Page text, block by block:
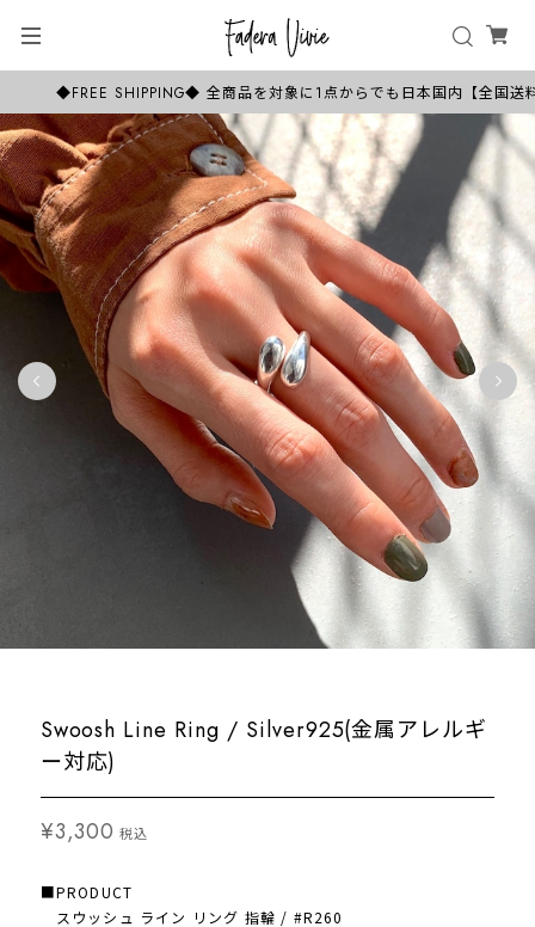
◆FREE SHIPPING◆ 全商品を対象に1点からでも日本国内【全国送
Swoosh Line Ring / Silver925(金属アレルギ
ー対応)
¥3,300 税込
■PRODUCT
スウッシュ ライン リング 指輪 / #R260